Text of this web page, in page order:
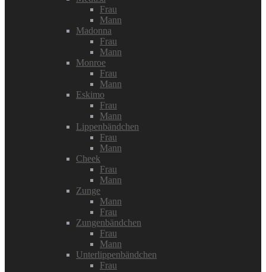
Frau
Mann
Madonna
Frau
Mann
Monroe
Frau
Mann
Eskimo
Frau
Mann
Lippenbändchen
Frau
Mann
Cheek
Frau
Mann
Zunge
Mann
Frau
Zungenbändchen
Frau
Mann
Unterlippenbändchen
Frau